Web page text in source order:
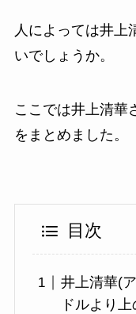
人によっては井上
いでしょうか。
ここでは井上清華
をまとめました。
目次
井上清華(
ドルより